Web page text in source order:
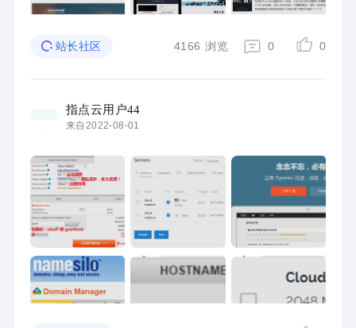
站长社区 4166 浏览 0 0
指点云用户44
来自2022-08-01